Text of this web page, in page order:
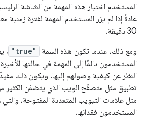
المستخدم اختيار هذه المهمة من الشاشة
عادةً إذا لم يزر المستخدم المهمة لفترة زمنية
30 دقيقة.
ومع ذلك، عندما تكون هذه السمة
"true" ،
المستخدمون دائمًا إلى المهمة في حالتها
النظر عن كيفية وصولهم إليها. ويكون ذلك
تطبيق مثل متصفّح الويب الذي يتضمّن الكثير من
مثل علامات التبويب المتعددة المفتوحة، والتي
المستخدمون فقدانها.